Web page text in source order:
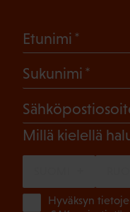
Etunimi
Sukunimi
Millä kielellä
Hyväksyn